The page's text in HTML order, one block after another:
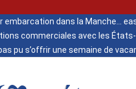
embarcation dans la Manche
commerciales avec les États-
pu s’offrir une semaine de